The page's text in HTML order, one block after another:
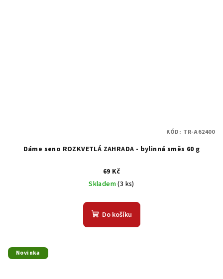
Dáme seno ROZKVETLÁ ZAHRADA - bylinná směs 60 g
69 Kč
Skladem(3 ks)
Do košíku
KÓD: TR-A62400
Novinka